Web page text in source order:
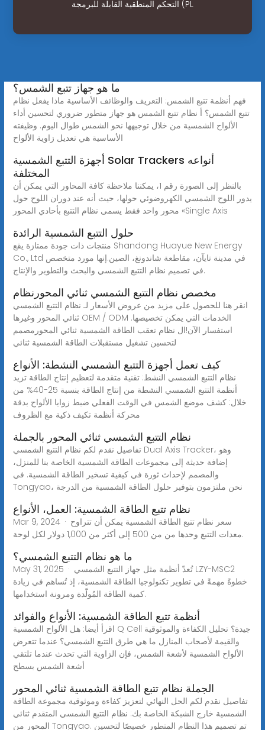
التحكم المنطقية القابلة للبرمجة (PL
ما هو جهاز تتبع الشمس؟
فهم أنظمة تتبع الشمس: التعريف والوظائف الأساسية ماذا يفعل نظام
تتبع الشمس؟ أ نظام تتبع الشمس هو جهاز متطور ضروري لتحسين أداء
الألواح الشمسية من خلال توجيهها نحو الشمس طوال اليوم. وظيفته
الأساسية هي تعديل زاوية الألواح
أجهزة التتبع الشمسية Solar Trackers أنواعه
المختلفة
بالنظر إلى الصورة رقم 1، يمكننا ملاحظة كافة المحاور التي يمكن أن
يدور اللوح الشمسي الكهروضوئي حولها، حيث أنه عند دوران اللوح حول
محور واحد فقط يسمى نظام التتبع بأحادي المحور «Single Axis
حلول التتبع الشمسية الرائدة
منتجات ذات جودة ممتازة يقع Shandong Huayue New Energy
Co., Ltd في مدينة تايآن، مقاطعة شاندونغ، الصين.إنها مورد متخصص
في تصميم نظام التتبع الشمسي والبحث والتطوير والإنتاج.
مخصص نظام التتبع الشمسي ثنائي المحورنظام
انقر هنا للحصول على مزيد من عروض الأسعار لـ نظام التتبع الشمسي
ثنائي المحور وغيرها OEM / ODM الخدمات التي يمكن تخصيصها.
استفسار الآن!ال نظام تعقب الطاقة الشمسية ثنائي المحورمصمم
لتحسين تشغيل مستقبلات الطاقة الشمسية ثنائي
كيف تعمل أجهزة التتبع الشمسي النشطة: الأنواع
نظام التتبع الشمسي النشط: تقنية متقدمة لتعظيم إنتاج الطاقة تزيد
أنظمة التتبع الشمسي النشطة من إنتاج الطاقة بنسبة 25-40% من
خلال: كشف موضع الشمس في الوقت الفعلي ضبط زوايا الألواح بدقة
محركة أنظمة تكيف ذكية مع الظروف
نظام التتبع الشمسي ثنائي المحور بالجملة
تفاصيل نقدم لكم نظام التتبع الشمسي Dual Axis Tracker، وهو
إضافة حديثة إلى مجموعات الطاقة الشمسية الخاصة بنا للمنزل،
والمصمم لإحداث ثورة في كيفية تسخير الطاقة الشمسية. في
Tongyao، نحن ملتزمون بتوفير حلول الطاقة الشمسية من الدرجة
نظام تتبع الطاقة الشمسية: العمل، الأنواع
Mar 9, 2024 · سعر نظام تتبع الطاقة الشمسية يمكن أن تتراوح
معدات التتبع وحدها من من 500 إلى أكثر من 1,000 دولار لكل لوحة.
ما هو نظام التتبع الشمسي؟
May 31, 2025 · تُعدّ أنظمة مثل جهاز التتبع الشمسي LZY-MSC2
خطوةً مهمةً في تطوير تكنولوجيا الطاقة الشمسية، إذ تُساهم في زيادة
كمية الطاقة المُولّدة ومرونة استخدامها.
أنظمة تتبع الطاقة الشمسية: الأنواع والفوائد
اقرأ أيضا: هل الألواح الشمسية Q Cell جيدة؟ تحليل الكفاءة والموثوقية
والقيمة لأصحاب المنازل ما هي طرق التتبع الشمسي؟ عندما تتعرض
الألواح الشمسية لأشعة الشمس، فإن الزاوية التي تحدث عندما تلتقي
أشعة الشمس بسطح
الجملة نظام تتبع الطاقة الشمسية ثنائي المحور
تفاصيل نقدم لكم الحل النهائي لتعزيز كفاءة وموثوقية مجموعة الطاقة
الشمسية خارج الشبكة الخاصة بك: نظام التتبع الشمسي المتقدم ثنائي
المحور من Tongyao. تم تصميم هذا النظام المتطور خصيصًا لتحسين